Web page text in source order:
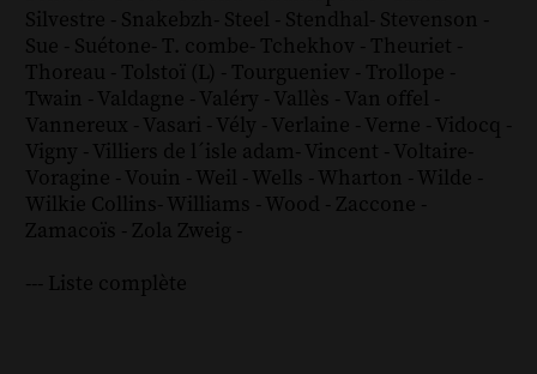
Silvestre - Snakebzh- Steel - Stendhal- Stevenson -
Sue - Suétone- T. combe- Tchekhov - Theuriet -
Thoreau - Tolstoï (L) - Tourgueniev - Trollope -
Twain - Valdagne - Valéry - Vallès - Van offel -
Vannereux - Vasari - Vély - Verlaine - Verne - Vidocq -
Vigny - Villiers de l´isle adam- Vincent - Voltaire-
Voragine - Vouin - Weil - Wells - Wharton - Wilde -
Wilkie Collins- Williams - Wood - Zaccone -
Zamacoïs - Zola Zweig -
--- Liste complète